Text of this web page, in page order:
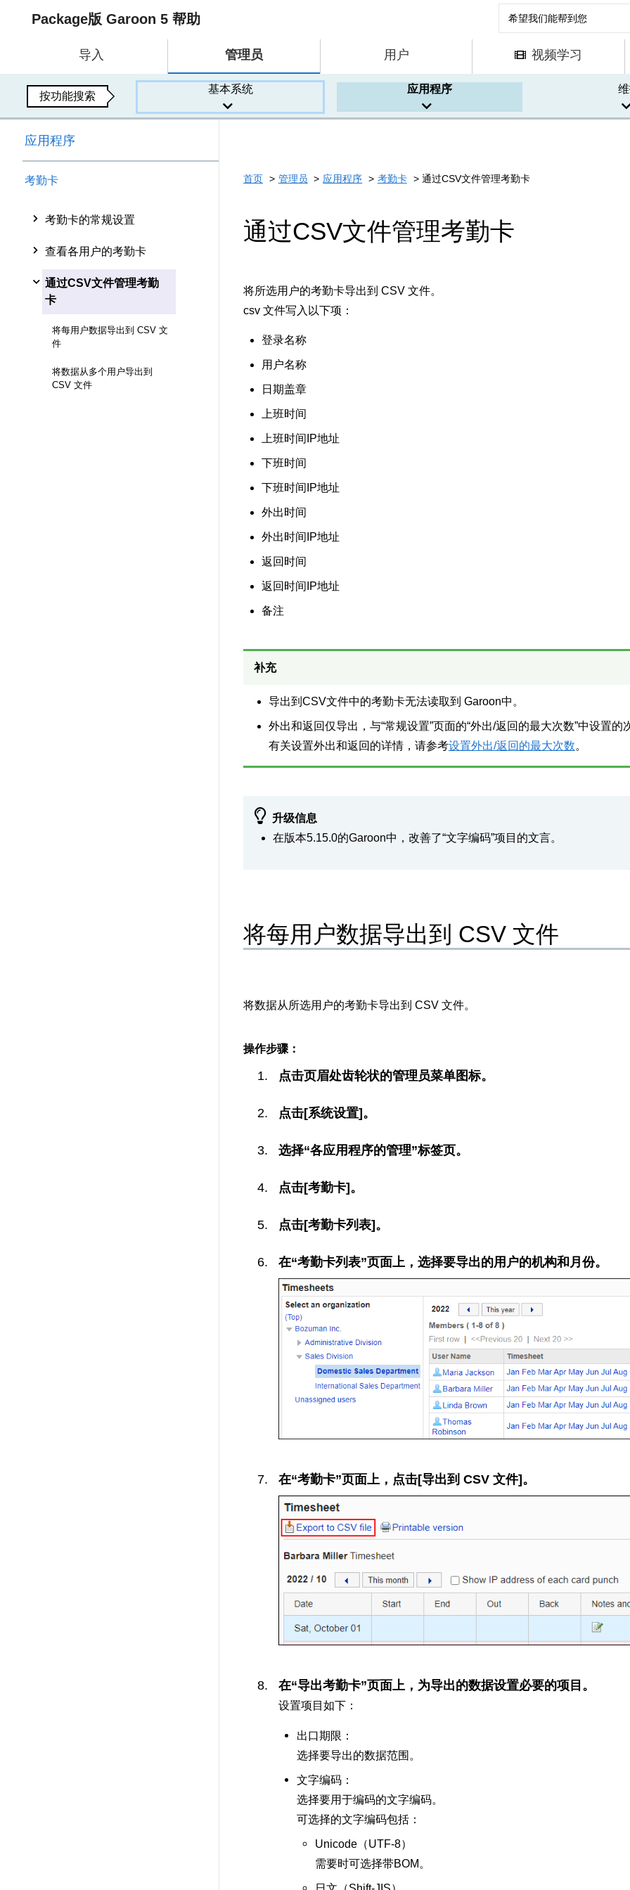
Package版 Garoon 5 帮助
导入 管理员 用户 视频学习
按功能搜索
基本系统 应用程序
应用程序
考勤卡
考勤卡的常规设置
查看各用户的考勤卡
通过CSV文件管理考勤
卡
将每用户数据导出到 CSV 文
件
将数据从多个用户导出到
CSV 文件
首页 管理员 应用程序 考勤卡 通过CSV文件管理考勤卡
通过CSV文件管理考勤卡
将所选用户的考勤卡导出到 CSV 文件。
csv 文件写入以下项：
登录名称
用户名称
日期盖章
上班时间
上班时间IP地址
下班时间
下班时间IP地址
外出时间
外出时间IP地址
返回时间
返回时间IP地址
备注
补充
导出到CSV文件中的考勤卡无法读取到 Garoon中。
外出和返回仅导出，与“常规设置”页面的“外出/返回的最大次数”中设置的
有关设置外出和返回的详情，请参考设置外出/返回的最大次数。
升级信息
在版本5.15.0的Garoon中，改善了“文字编码”项目的文言。
将每用户数据导出到 CSV 文件
将数据从所选用户的考勤卡导出到 CSV 文件。
操作步骤：
点击页眉处齿轮状的管理员菜单图标。
点击[系统设置]。
选择“各应用程序的管理”标签页。
点击[考勤卡]。
点击[考勤卡列表]。
在“考勤卡列表”页面上，选择要导出的用户的机构和月份。
在“考勤卡”页面上，点击[导出到 CSV 文件]。
在“导出考勤卡”页面上，为导出的数据设置必要的项目。
设置项目如下：
出口期限：
选择要导出的数据范围。
文字编码：
选择要用于编码的文字编码。
可选择的文字编码包括：
Unicode（UTF-8）
需要时可选择带BOM。